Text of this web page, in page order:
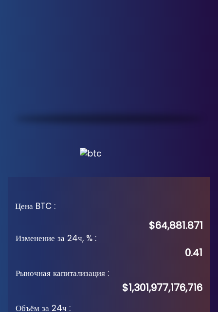
Цена BTC :
$64,881.871
Изменение за 24ч, % :
0.41
Рыночная капитализация :
$1,301,977,176,716
Объём за 24ч :